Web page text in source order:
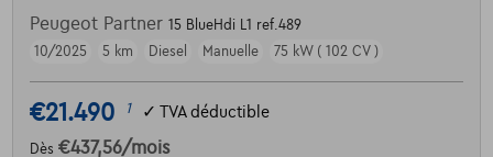
Peugeot Partner 15 BlueHdi L1 ref.489
10/2025
5 km Diesel Manuelle 75 kW ( 102 CV )
€21.490 1 ✓ TVA déductible
Dès €437,56/mois